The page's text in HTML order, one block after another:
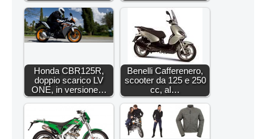
Honda CBR125R,
doppio scarico LV
ONE, in versione…
Benelli Cafferenero,
scooter da 125 e 250
cc, al…